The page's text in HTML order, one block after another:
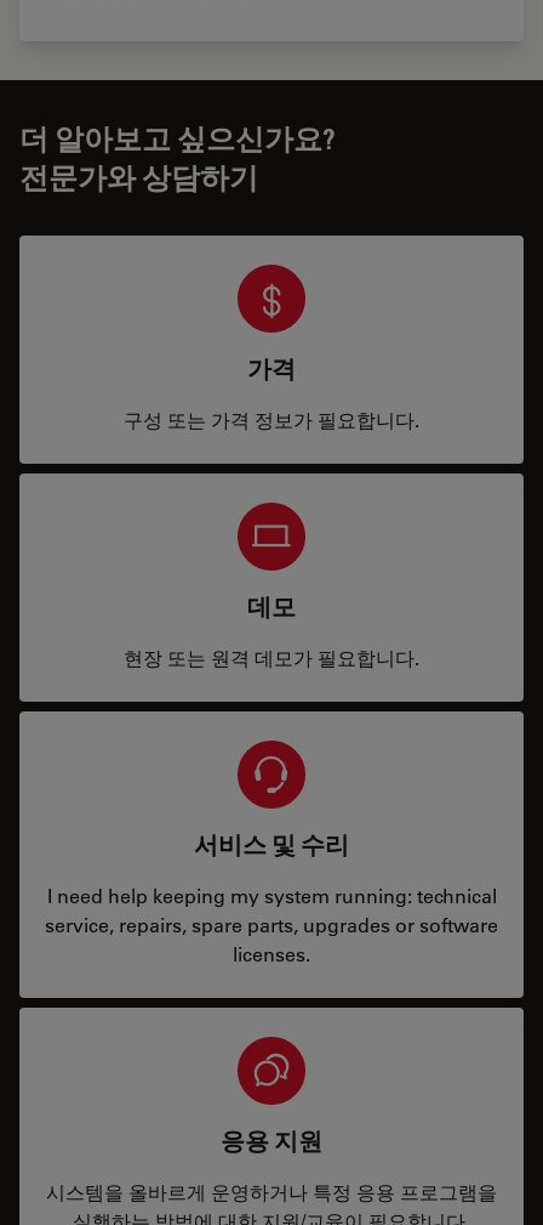
더 알아보고 싶으신가요?
전문가와 상담하기
가격
구성 또는 가격 정보가 필요합니다.
데모
현장 또는 원격 데모가 필요합니다.
서비스 및 수리
I need help keeping my system running: technical
service, repairs, spare parts, upgrades or software
licenses.
응용 지원
시스템을 올바르게 운영하거나 특정 응용 프로그램을